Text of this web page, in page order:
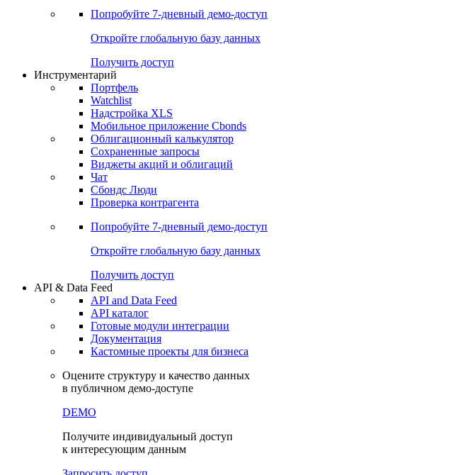
Попробуйте 7-дневный демо-доступ
Откройте глобальную базу данных
Получить доступ
Инструментарий
Портфель
Watchlist
Надстройка XLS
Мобильное приложение Cbonds
Облигационный калькулятор
Сохраненные запросы
Виджеты акций и облигаций
Чат
Сбондс Люди
Проверка контрагента
Попробуйте 7-дневный демо-доступ
Откройте глобальную базу данных
Получить доступ
API & Data Feed
API and Data Feed
API каталог
Готовые модули интеграции
Документация
Кастомные проекты для бизнеса
Оцените структуру и качество данных
в публичном демо-доступе
DEMO
Получите индивидуальный доступ
к интересующим данным